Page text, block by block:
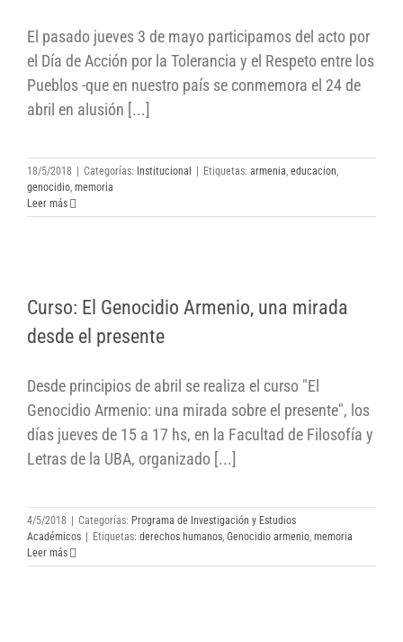
El pasado jueves 3 de mayo participamos del acto por
el Día de Acción por la Tolerancia y el Respeto entre los
Pueblos -que en nuestro país se conmemora el 24 de
abril en alusión [...]
18/5/2018 Categorías: Institucional Etiquetas: armenia, educacion,
genocidio, memoria
Leer más
desde el presente
Curso: El Genocidio Armenio, una mirada
desde el presente
Desde principios de abril se realiza el curso "El
Genocidio Armenio: una mirada sobre el presente", los
días jueves de 15 a 17 hs, en la Facultad de Filosofía y
Letras de la UBA, organizado [...]
4/5/2018 Categorías: Programa de Investigación y Estudios
Académicos
Etiquetas: derechos humanos, Genocidio armenio, memoria
Leer más